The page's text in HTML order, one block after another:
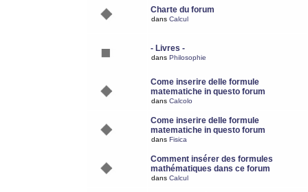
Charte du forum
dans Calcul
- Livres -
dans Philosophie
Come inserire delle formule
matematiche in questo forum
dans Calcolo
Come inserire delle formule
matematiche in questo forum
dans Fisica
Comment insérer des formules
mathématiques dans ce forum
dans Calcul